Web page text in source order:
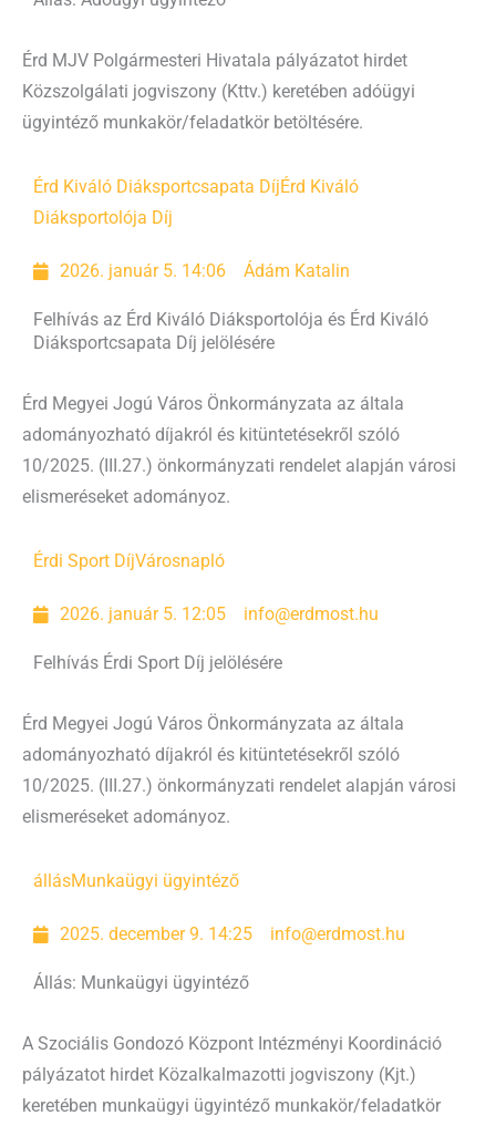
Érd MJV Polgármesteri Hivatala pályázatot hirdet
Közszolgálati jogviszony (Kttv.) keretében adóügyi
ügyintéző munkakör/feladatkör betöltésére.
Érd Kiváló Diáksportcsapata DíjÉrd Kiváló
Diáksportolója Díj
2026. január 5. 14:06 Ádám Katalin
Felhívás az Érd Kiváló Diáksportolója és Érd Kiváló
Diáksportcsapata Díj jelölésére
Érd Megyei Jogú Város Önkormányzata az általa
adományozható díjakról és kitüntetésekről szóló
10/2025. (III.27.) önkormányzati rendelet alapján városi
elismeréseket adományoz.
Érdi Sport DíjVárosnapló
2026. január 5. 12:05 info@erdmost.hu
Felhívás Érdi Sport Díj jelölésére
Érd Megyei Jogú Város Önkormányzata az általa
adományozható díjakról és kitüntetésekről szóló
10/2025. (III.27.) önkormányzati rendelet alapján városi
elismeréseket adományoz.
állásMunkaügyi ügyintéző
2025. december 9. 14:25 info@erdmost.hu
Állás: Munkaügyi ügyintéző
A Szociális Gondozó Központ Intézményi Koordináció
pályázatot hirdet Közalkalmazotti jogviszony (Kjt.)
keretében munkaügyi ügyintéző munkakör/feladatkör